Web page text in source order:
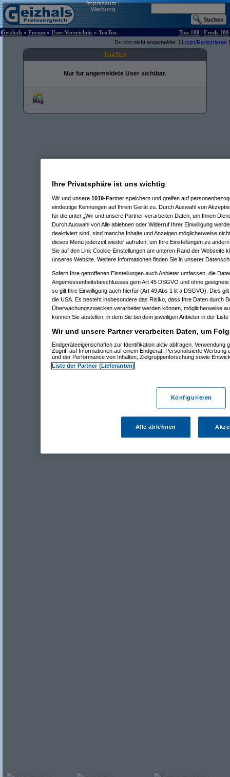
Impressum|
Werbung
Geizhals » Forum » User-Verzeichnis » TuxTux Top-100 | Fresh-100
Du bist nicht angemeldet. [ Login/Registrieren ]
TuxTux
Nur für angemeldete User sichtbar.
Ihre Privatsphäre ist uns wichtig
Wir und unsere 1019-Partner speichern und greifen auf
eindeutige Kennungen auf Ihrem Gerät zu. Durch Auswahl von
für die unter „Wir und unsere Partner verarbeiten Daten, um Ihnen
Durch Auswahl von Alle ablehnen oder Widerruf Ihrer Einwilligung
deaktiviert sind, sind manche Inhalte und Anzeigen möglicherweise
dieses Menü jederzeit wieder aufrufen, um Ihre Einstellungen zu
Sie auf den Link Cookie-Einstellungen am unteren Rand der Webseite
unseres Website. Weitere Informationen finden Sie in unserer
Sofern Ihre getroffenen Einstellungen auch Anbieter umfassen, die
Angemessenheitsbeschlusses gem Art 45 DSGVO und ohne
so gilt Ihre Einwilligung auch hierfür (Art 49 Abs 1 lit a DSGVO). Dies
die USA. Es besteht insbesondere das Risiko, dass Ihre Daten durch
Überwachungszwecken verarbeitet werden können, möglicherweise
können Sie abstellen, in dem Sie bei dem jeweiligen Anbieter in der
Wir und unsere Partner verarbeiten Daten, um
Endgeräteeigenschaften zur Identifikation aktiv abfragen. Verwendung
Zugriff auf Informationen auf einem Endgerät. Personalisierte Werbung
und der Performance von Inhalten, Zielgruppenforschung sowie
Liste der Partner (Lieferanten)
Konfigurieren
Alle ablehnen